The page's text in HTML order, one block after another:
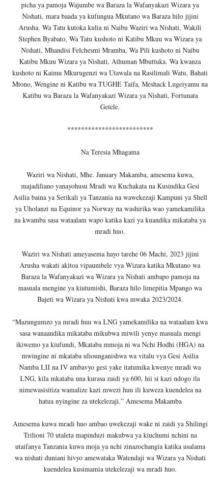
picha ya pamoja Wajumbe wa Baraza la Wafanyakazi Wizara ya
Nishati, mara baada ya kufungua Mkutano wa Baraza hilo jijini
Arusha. Wa Tatu kutoka kulia ni Naibu Waziri wa Nishati, Wakili
Stephen Byabato, Wa Tatu kushoto ni Katibu Mkuu wa Wizara ya
Nishati, Mhandisi Felchesmi Mramba, Wa Pili kushoto ni Naibu
Katibu Mkuu Wizara ya Nishati, Athuman Mbuttuka. Wa kwanza
kushoto ni Kaimu Mkurugenzi wa Utawala na Rasilimali Watu, Bahati
Mtono, Wengine ni Katibu wa TUGHE Taifa, Meshack Lugeiyamu na
Katibu wa Baraza la Wafanyakazi Wizara ya Nishati, Fortunata
Getele.
*************************
Na Teresia Mhagama
Waziri wa Nishati, Mhe. January Makamba, amesema kuwa,
majadiliano yanayohusu Mradi wa Kuchakata na Kusindika Gesi
Asilia baina ya Serikali ya Tanzania na wawekezaji Kampuni ya Shell
ya Uholanzi na Equinor ya Norway na washirika wao yamekamilika
na kwamba sasa wataalam wapo katika kazi ya kuandika mikataba ya
mradi huo.
Waziri wa Nishati ameyasema hayo tarehe 06 Machi, 2023 jijini
Arusha wakati akitoa vipaumbele vya Wizara katika Mkutano wa
Baraza la Wafanyakazi wa Wizara ya Nishati ambapo pamoja na
masuala mengine ya kiutumishi, Baraza hilo limepitia Mpango wa
Bajeti wa Wizara ya Nishati kwa mwaka 2023/2024.
“Mazungumzo ya mradi huu wa LNG yamekamilika na wataalam kwa
sasa wanaandika mikataba mikubwa miwili yenye masuala mengi
ikiwemo ya kiufundi, Mkataba mmoja ni wa Nchi Hodhi (HGA) na
mwingine ni mkataba uliounganishwa wa vitalu vya Gesi Asilia
Namba I,II na IV ambavyo gesi yake itatumika kwenye mradi wa
LNG, kila mkataba una kurasa zaidi ya 600, hii si kazi ndogo ila
nimewasisitiza wamalize kazi mwezi huu ili kuweza kuendelea na
hatua nyingine za utekelezaji.” Amesema Makamba
Amesema kuwa mradi huo ambao uwekezaji wake ni zaidi ya Shilingi
Trilioni 70 utaleta mapinduzi makubwa ya kiuchumi nchini na
utaifanya Tanzania kuwa moja ya nchi zinazochangia katika usalama
wa nishati duniani hivyo amewataka Watendaji wa Wizara ya Nishati
kuendelea kusimamia utekelezaji wa mradi huo.